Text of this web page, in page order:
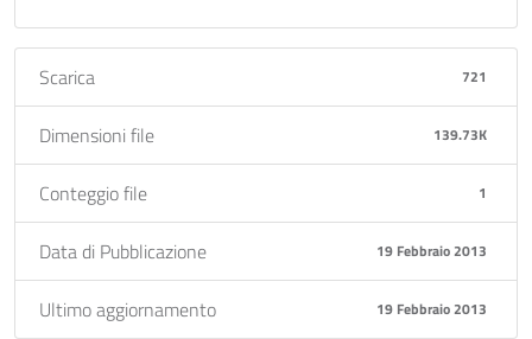
Scarica 721
Dimensioni file 139.73K
Conteggio file 1
Data di Pubblicazione 19 Febbraio 2013
Ultimo aggiornamento 19 Febbraio 2013